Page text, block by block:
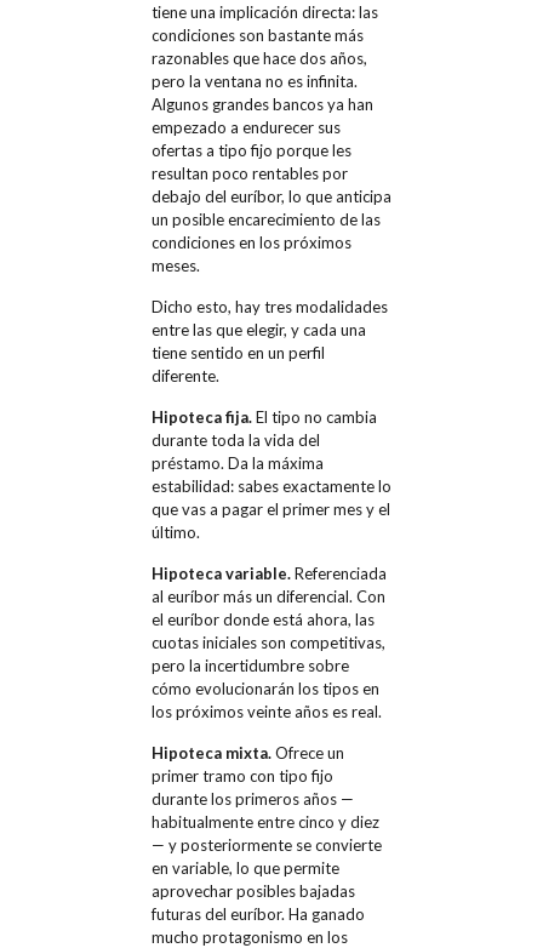
tiene una implicación directa: las
condiciones son bastante más
razonables que hace dos años,
pero la ventana no es infinita.
Algunos grandes bancos ya han
empezado a endurecer sus
ofertas a tipo fijo porque les
resultan poco rentables por
debajo del euríbor, lo que anticipa
un posible encarecimiento de las
condiciones en los próximos
meses.
Dicho esto, hay tres modalidades
entre las que elegir, y cada una
tiene sentido en un perfil
diferente.
Hipoteca fija.El tipo no cambia
durante toda la vida del
préstamo. Da la máxima
estabilidad: sabes exactamente lo
que vas a pagar el primer mes y el
último.
Hipoteca variable.Referenciada
al euríbor más un diferencial. Con
el euríbor donde está ahora, las
cuotas iniciales son competitivas,
pero la incertidumbre sobre
cómo evolucionarán los tipos en
los próximos veinte años es real.
Hipoteca mixta.Ofrece un
primer tramo con tipo fijo
durante los primeros años —
habitualmente entre cinco y diez
— y posteriormente se convierte
en variable, lo que permite
aprovechar posibles bajadas
futuras del euríbor. Ha ganado
mucho protagonismo en los